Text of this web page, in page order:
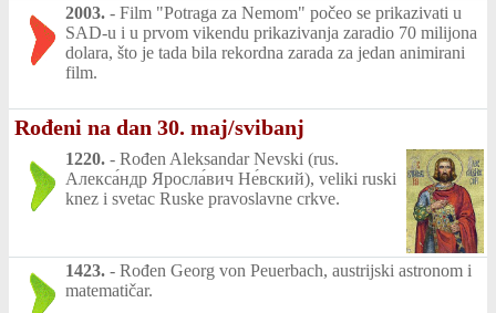
2003. - Film "Potraga za Nemom" počeo se prikazivati u
SAD-u i u prvom vikendu prikazivanja zaradio 70 milijona
dolara, što je tada bila rekordna zarada za jedan animirani
film.
Rođeni na dan 30. maj/svibanj
1220. - Rođen Aleksandar Nevski (rus.
Алекса́ндр Яросла́вич Не́вский), veliki ruski
knez i svetac Ruske pravoslavne crkve.
1423. - Rođen Georg von Peuerbach, austrijski astronom i
matematičar.